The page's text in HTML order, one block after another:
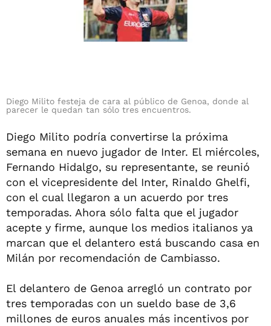
Diego Milito festeja de cara al público de Genoa, donde al
parecer le quedan tan sólo tres encuentros.
Diego Milito podría convertirse la próxima
semana en nuevo jugador de Inter. El miércoles,
Fernando Hidalgo, su representante, se reunió
con el vicepresidente del Inter, Rinaldo Ghelfi,
con el cual llegaron a un acuerdo por tres
temporadas. Ahora sólo falta que el jugador
acepte y firme, aunque los medios italianos ya
marcan que el delantero está buscando casa en
Milán por recomendación de Cambiasso.
El delantero de Genoa arregló un contrato por
tres temporadas con un sueldo base de 3,6
millones de euros anuales más incentivos por